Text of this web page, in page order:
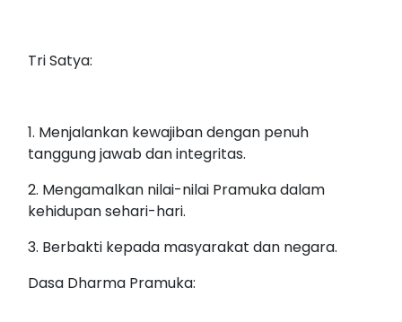
Tri Satya:
1. Menjalankan kewajiban dengan penuh
tanggung jawab dan integritas.
2. Mengamalkan nilai-nilai Pramuka dalam
kehidupan sehari-hari.
3. Berbakti kepada masyarakat dan negara.
Dasa Dharma Pramuka: